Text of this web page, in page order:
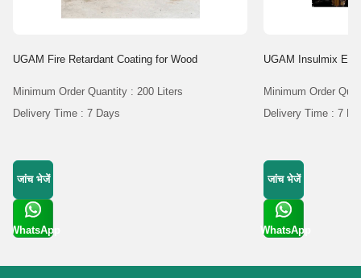
UGAM Fire Retardant Coating for Wood
Minimum Order Quantity : 200 Liters
Delivery Time : 7 Days
जांच भेजें
WhatsApp
UGAM Insulmix
Minimum Order
Delivery Time : 7
जांच भेजें
WhatsApp